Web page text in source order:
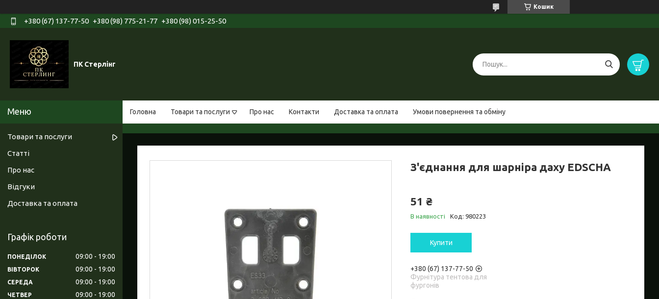
Кошик
+380 (67) 137-77-50 +380 (98) 775-21-77 +380 (98) 015-25-50
ПК Стерлінг
Головна Товари та послуги Про нас Контакти Доставка та оплата Умови повернення та обміну
З'єднання для шарніра даху EDSCHA
51 ₴
В наявності Код: 980223
Купити
+380 (67) 137-77-50
Фурнітура тентова для
фургонів
Товари та послуги
Статті
Про нас
Відгуки
Доставка та оплата
Графік роботи
ПОНЕДІЛОК 09:00 19:00
ВІВТОРОК 09:00 19:00
СЕРЕДА 09:00 19:00
ЧЕТВЕР 09:00 19:00